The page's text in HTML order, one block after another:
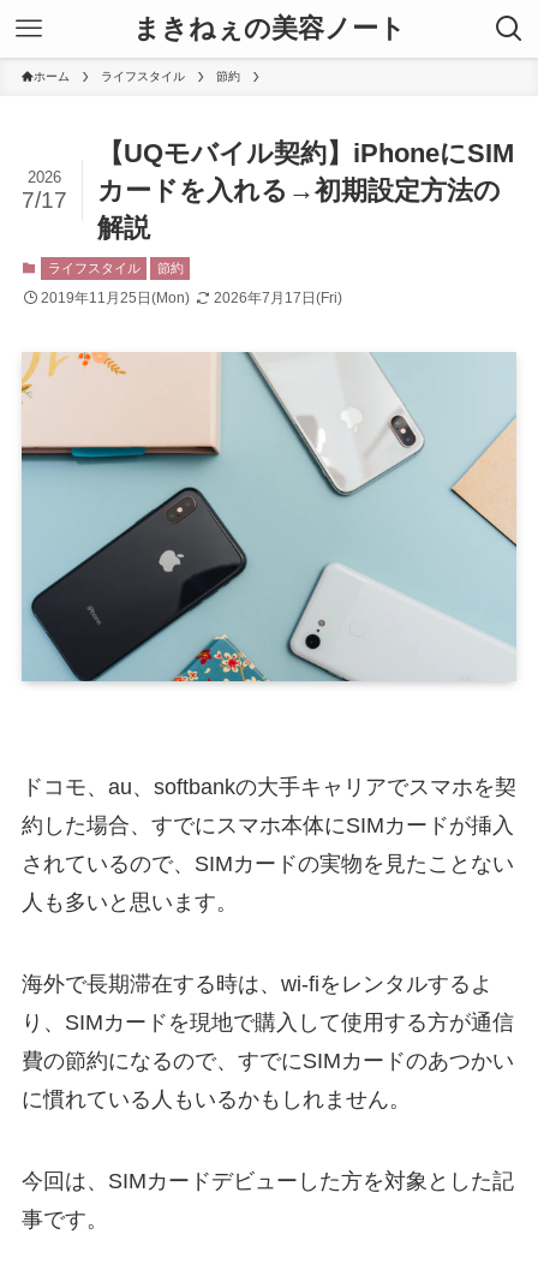
まきねぇの美容ノート
ホーム ライフスタイル 節約
【UQモバイル契約】iPhoneにSIM
カードを入れる→初期設定方法の
解説
2026
7/17
ライフスタイル 節約
2019年11月25日(Mon) 2026年7月17日(Fri)
ドコモ、au、softbankの大手キャリアでスマホを契
約した場合、すでにスマホ本体にSIMカードが挿入
されているので、SIMカードの実物を見たことない
人も多いと思います。
海外で長期滞在する時は、wi-fiをレンタルするよ
り、SIMカードを現地で購入して使用する方が通信
費の節約になるので、すでにSIMカードのあつかい
に慣れている人もいるかもしれません。
今回は、SIMカードデビューした方を対象とした記
事です。